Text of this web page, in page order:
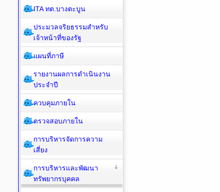
ITA ทต.บางตะบูน
ประมวลจริยธรรมสำหรับ
เจ้าหน้าที่ของรัฐ
แผนที่ภาษี
รายงานผลการดำเนินงาน
ประจำปี
ควบคุมภายใน
ตรวจสอบภายใน
การบริหารจัดการความ
เสี่ยง
การบริหารและพัฒนา
ทรัพยากรบุคคล